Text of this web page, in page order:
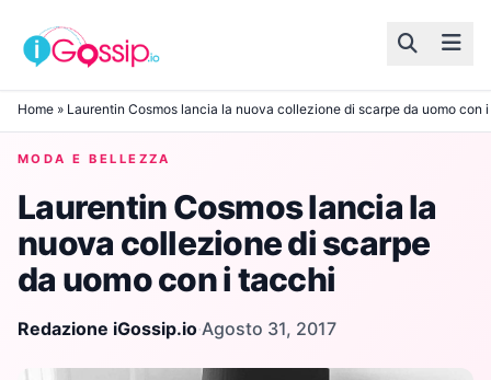
Skip to content
Home » Laurentin Cosmos lancia la nuova collezione di scarpe da uomo con
MODA E BELLEZZA
Laurentin Cosmos lancia la
nuova collezione di scarpe
da uomo con i tacchi
Redazione iGossip.io·Agosto 31, 2017